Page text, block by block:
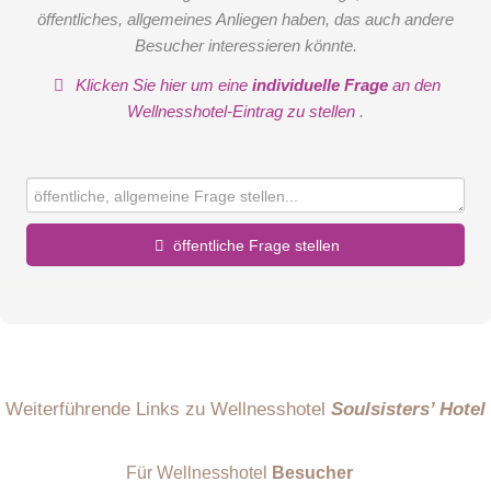
öffentliches, allgemeines Anliegen haben, das auch andere
Besucher interessieren könnte.
Klicken Sie hier um eineindividuelle Frage an den
Wellnesshotel-Eintrag zu stellen .
öffentliche Frage stellen
E-Mail-Adresse (wird nicht veröffentlicht)
Weiterführende Links zu Wellnesshotel Soulsisters’ Hotel
Für Wellnesshotel Besucher